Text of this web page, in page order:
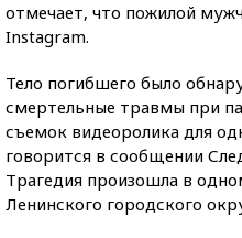
отмечает, что пожилой
Instagram.
Тело погибшего было
смертельные травмы при
съемок видеоролика для
говорится в сообщении
Трагедия произошла в
Ленинского городского